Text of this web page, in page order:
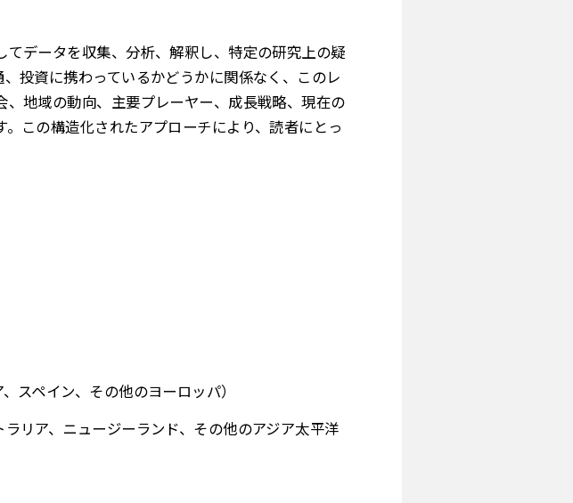
データを収集、分析、解釈し、特定の研究上の疑
投資に携わっているかどうかに関係なく、このレ
地域の動向、主要プレーヤー、成長戦略、現在の
この構造化されたアプローチにより、読者にとっ
スペイン、その他のヨーロッパ）
リア、ニュージーランド、その他のアジア太平洋